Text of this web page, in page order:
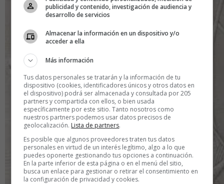
publicidad y contenido, investigación de audiencia y
desarrollo de servicios
Almacenar la información en un dispositivo y/o
acceder a ella
Más información
Tus datos personales se tratarán y la información de tu
dispositivo (cookies, identificadores únicos y otros datos en
el dispositivo) podrá ser almacenada y consultada por 205
partners y compartida con ellos, o bien usada
específicamente por este sitio. Tanto nosotros como
nuestros partners podemos usar datos precisos de
geolocalización. Lista de partners.
Es posible que algunos proveedores traten tus datos
personales en virtud de un interés legítimo, algo a lo que
puedes oponerte gestionando tus opciones a continuación.
En la parte inferior de esta página o en el menú del sitio,
busca un enlace para gestionar o retirar el consentimiento en
la configuración de privacidad y cookies.